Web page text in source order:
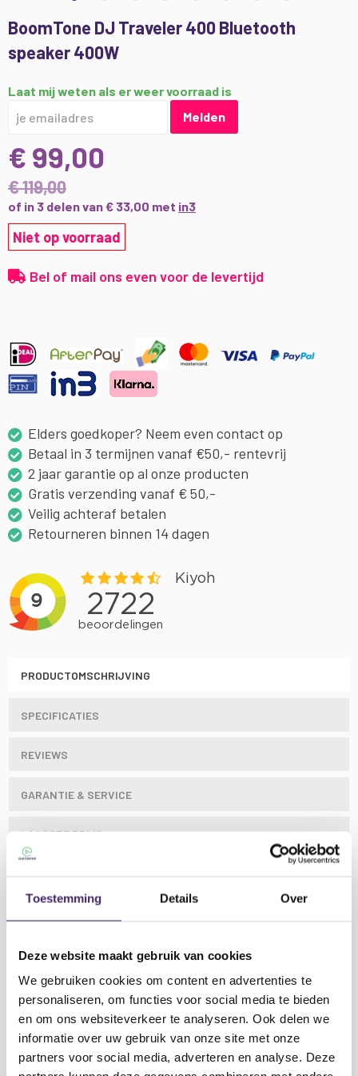
Toestemming Details Over
Deze website maakt gebruik van cookies
We gebruiken cookies om content en advertenties te
personaliseren, om functies voor social media te bieden
en om ons websiteverkeer te analyseren. Ook delen we
informatie over uw gebruik van onze site met onze
partners voor social media, adverteren en analyse. Deze
BoomTone DJ Traveler 400 Bluetooth
speaker 400W
Laat mij weten als er weer voorraad is
Melden
€ 99,00
€ 119,00
of in 3 delen van € 33,00 met in3
Niet op voorraad
Bel of mail ons even voor de levertijd
Elders goedkoper? Neem even contact op
Betaal in 3 termijnen vanaf €50,- rentevrij
2 jaar garantie op al onze producten
Gratis verzending vanaf € 50,-
Veilig achteraf betalen
Retourneren binnen 14 dagen
naar
het
begin
van
afbeeldingen-
PRODUCTOMSCHRIJVING
SPECIFICATIES
REVIEWS
GARANTIE & SERVICE
LAAGSTE PRIJS
luidspreker die geen concessies doet aan de
geluidskwaliteit.
Uitgerust met 2x 8" woofers en een 1" tweeter, levert
deze luidspreker uitzonderlijk geluid, met een
maximaal vermogen van 400 W en een RMS-
vermogen van 100 W.
Lees meer